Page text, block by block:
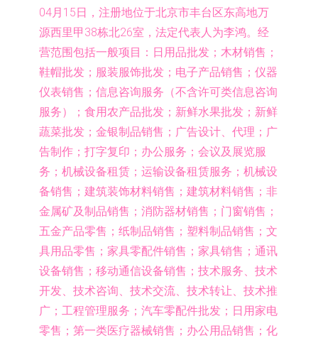
04月15日，注册地位于北京市丰台区东高地万
源西里甲38栋北26室，法定代表人为李鸿。经
营范围包括一般项目：日用品批发；木材销售；
鞋帽批发；服装服饰批发；电子产品销售；仪器
仪表销售；信息咨询服务（不含许可类信息咨询
服务）；食用农产品批发；新鲜水果批发；新鲜
蔬菜批发；金银制品销售；广告设计、代理；广
告制作；打字复印；办公服务；会议及展览服
务；机械设备租赁；运输设备租赁服务；机械设
备销售；建筑装饰材料销售；建筑材料销售；非
金属矿及制品销售；消防器材销售；门窗销售；
五金产品零售；纸制品销售；塑料制品销售；文
具用品零售；家具零配件销售；家具销售；通讯
设备销售；移动通信设备销售；技术服务、技术
开发、技术咨询、技术交流、技术转让、技术推
广；工程管理服务；汽车零配件批发；日用家电
零售；第一类医疗器械销售；办公用品销售；化